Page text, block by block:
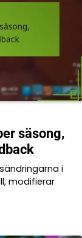
säsong,
i
modifierar